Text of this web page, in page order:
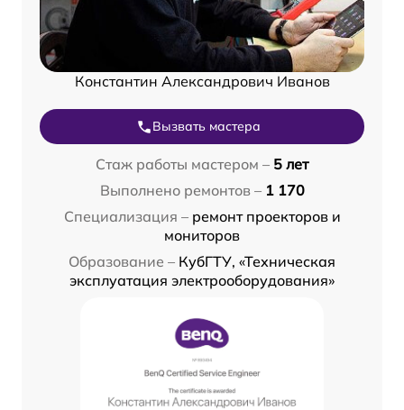
Константин Александрович Иванов
Вызвать мастера
Стаж работы мастером – 5 лет
Выполнено ремонтов – 1 170
Специализация – ремонт проекторов и
мониторов
Образование – КубГТУ, «Техническая
эксплуатация электрооборудования»